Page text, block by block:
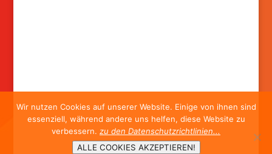
Wir nutzen Cookies auf unserer Website. Einige von ihnen sind
essenziell, während andere uns helfen, diese Website zu
verbessern. zu den Datenschutzrichtlinien...
ALLE COOKIES AKZEPTIEREN!